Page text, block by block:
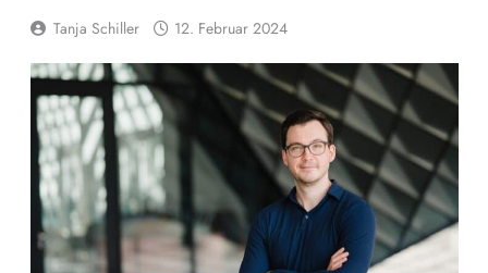
Tanja Schiller 12. Februar 2024